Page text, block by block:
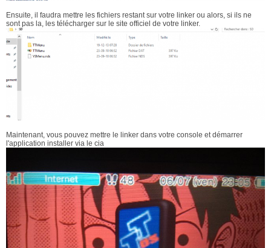
Ensuite, il faudra mettre les fichiers restant sur votre linker ou alors, si ils ne
sont pas la, les télécharger sur le site officiel de votre linker.
Maintenant, vous pouvez mettre le linker dans votre console et démarrer
l'application installer via le cia